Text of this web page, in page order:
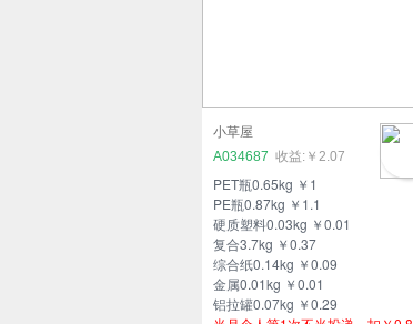
小草屋
A034687
￥2.07
PET瓶0.65kg ￥1
PE瓶0.87kg ￥1.1
硬质塑料0.03kg ￥0.01
复合3.7kg ￥0.37
综合纸0.14kg ￥0.09
金属0.01kg ￥0.01
铝拉罐0.07kg ￥0.29